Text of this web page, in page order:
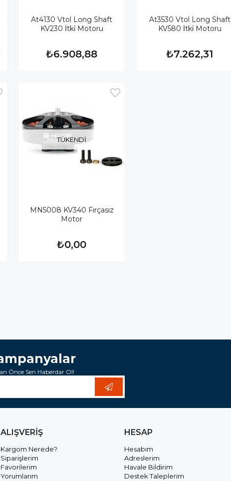
At4130 Vtol Long Shaft
KV230 İtki̇ Motoru
₺6.908,88
At3530 Vtol Long Shaft
KV580 İtki̇ Motoru
₺7.262,31
TÜKENDI
MN5008 KV340 Fırçasız
Motor
₺0,00
Önce Sen Haberdar Ol!
ALIŞVERİŞ
Kargom Nerede?
Siparişlerim
Favorilerim
Yorumlarım
HESAP
Hesabım
Adreslerim
Havale Bildirim
Destek Taleplerim